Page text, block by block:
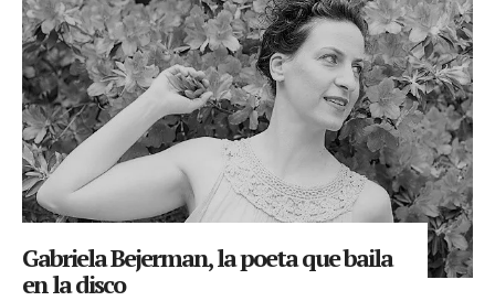
Gabriela Bejerman, la poeta que baila
en la disco